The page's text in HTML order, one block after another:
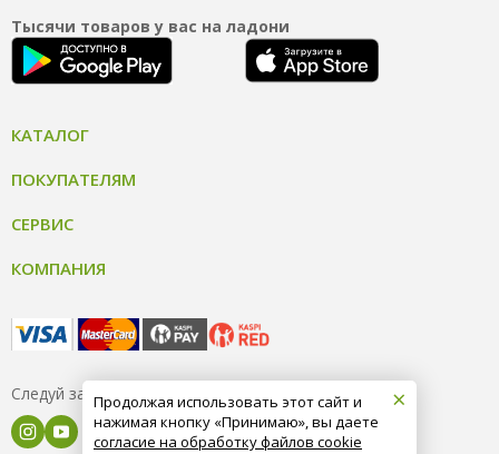
Тысячи товаров у вас на ладони
КАТАЛОГ
ПОКУПАТЕЛЯМ
СЕРВИС
КОМПАНИЯ
Следуй за нами ×
Продолжая использовать этот сайт и
нажимая кнопку «Принимаю», вы даете
согласие на обработку файлов cookie